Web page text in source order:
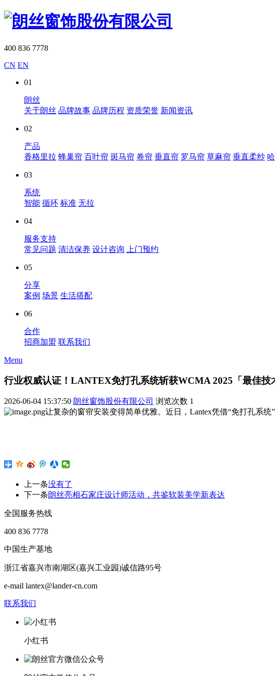
400 836 7778
CN EN
01
朗丝
关于朗丝 品牌故事 品牌历程 资质荣誉 新闻资讯
02
产品
香格里拉 蜂巢帘 百叶帘 斑马帘 卷帘 垂直帘 罗马帘 草麻帘 垂直柔纱
03
系统
智能 循环 标准 无拉
04
服务支持
常见问题 清洁保养 设计咨询 上门预约
05
分享
案例 场景 生活搭配
06
合作
招商加盟 联系我们
Menu
行业权威认证！LANTEX免打孔系统斩获WCMA 2025「最佳技
2026-06-04 15:37:50 朗丝窗饰股份有限公司 浏览次数 1
让复杂的窗帘安装变得简单优雅。近日，Lantex凭借“免打孔系
上一条没有了
下一条朗丝亮相石家庄设计师活动，共鉴软装美学新表达
全国服务热线
400 836 7778
中国生产基地
浙江省嘉兴市南湖区(嘉兴工业园)诚信路95号
e-mail lantex@lander-cn.com
联系我们
小红书